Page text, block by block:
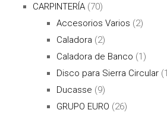
CARPINTERÍA (70)
Accesorios Varios (2)
Caladora (2)
Caladora de Banco (1)
Disco para Sierra Circular
Ducasse (9)
GRUPO EURO (26)